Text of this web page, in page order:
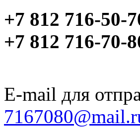
+7 812 716-50-
+7 812 716-70-
E-mail для